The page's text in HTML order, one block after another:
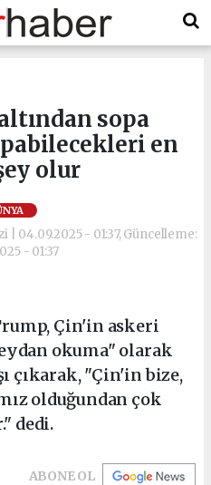
sopa
en
olur
04.09.2025 - 01:37, Güncelleme:
- 01:37
Çin'in askeri
okuma" olarak
çıkarak, "Çin'in bize,
olduğundan çok
dedi.
ABONE OL